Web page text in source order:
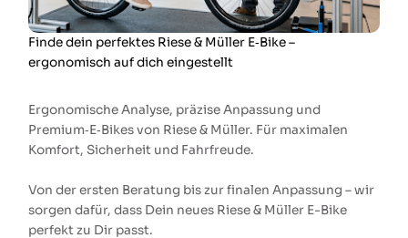
Finde dein perfektes Riese & Müller E‑Bike –
ergonomisch auf dich eingestellt
Ergonomische Analyse, präzise Anpassung und
Premium‑E‑Bikes von Riese & Müller. Für maximalen
Komfort, Sicherheit und Fahrfreude.
Von der ersten Beratung bis zur finalen Anpassung – wir
sorgen dafür, dass Dein neues Riese & Müller E-Bike
perfekt zu Dir passt.